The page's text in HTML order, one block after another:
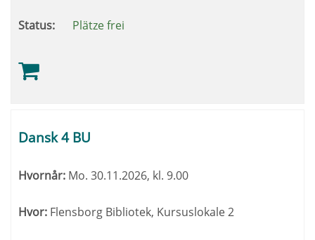
Status: Plätze frei
Dansk 4 BU
Hvornår: Mo. 30.11.2026, kl. 9.00
Hvor: Flensborg Bibliotek, Kursuslokale 2